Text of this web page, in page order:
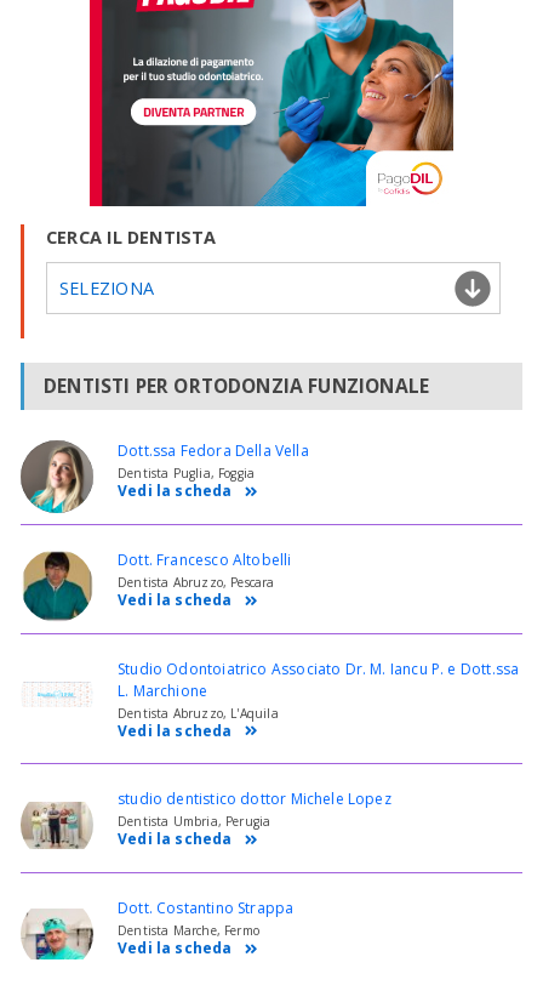
CERCA IL DENTISTA
SELEZIONA
DENTISTI PER ORTODONZIA FUNZIONALE
Dott.ssa Fedora Della Vella
Dentista Puglia, Foggia
Vedi la scheda
Dott. Francesco Altobelli
Dentista Abruzzo, Pescara
Vedi la scheda
Studio Odontoiatrico Associato Dr. M. Iancu P. e Dott.ssa
L. Marchione
Dentista Abruzzo, L'Aquila
Vedi la scheda
studio dentistico dottor Michele Lopez
Dentista Umbria, Perugia
Vedi la scheda
Dott. Costantino Strappa
Dentista Marche, Fermo
Vedi la scheda